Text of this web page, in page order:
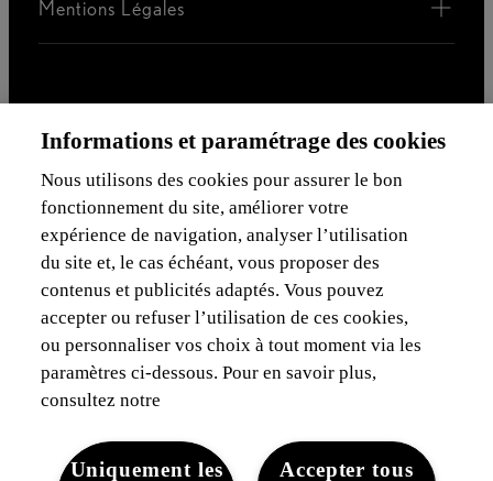
Informations et paramétrage des cookies
Nous utilisons des cookies pour assurer le bon
fonctionnement du site, améliorer votre
expérience de navigation, analyser l’utilisation
du site et, le cas échéant, vous proposer des
contenus et publicités adaptés. Vous pouvez
accepter ou refuser l’utilisation de ces cookies,
ou personnaliser vos choix à tout moment via les
paramètres ci-dessous. Pour en savoir plus,
consultez notre
Accepter tous
Uniquement les